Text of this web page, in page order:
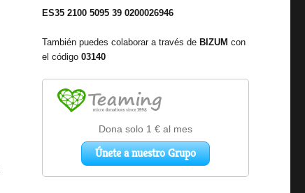
ES35 2100 5095 39 0200026946
También puedes colaborar a través de BIZUM con
el código03140